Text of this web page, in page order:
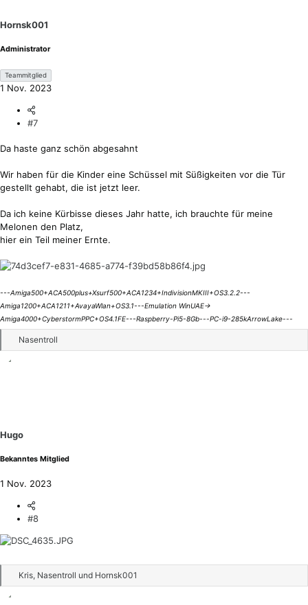
e
:
Hornsk001
Administrator
Teammitglied
1 Nov. 2023
#7
Da haste ganz schön abgesahnt
Wir haben für die Kinder eine Schüssel mit Süßigkeiten vor die Tür
gestellt gehabt, die ist jetzt leer.
Da ich keine Kürbisse dieses Jahr hatte, ich brauchte für meine
Melonen den Platz,
hier ein Teil meiner Ernte.
---Amiga500+ACA500plus+Xsurf500+ACA1234+IndivisionMKIII+OS3.2.2---
Amiga1200+ACA1211+AvayaWlan+OS3.1---Emulation WinUAE->
Amiga4000+CyberstormPPC+OS4.1FE---Raspberry-Pi5-8Gb---PC-i9-285kArrowLake---
R
e
e
:
Nasentroll
Hugo
Bekanntes Mitglied
1 Nov. 2023
#8
R
e
Kris, Nasentroll und Hornsk001